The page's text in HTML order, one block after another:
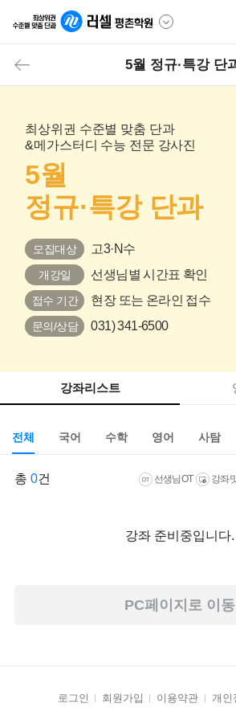
5월 정규·특강 단
최상위권 수준별 맞춤 단과
&메가스터디 수능 전문 강사진
5월
정규·특강 단과
모집대상 고3·N수
개강일 선생님별 시간표 확인
접수 기간 현장 또는 온라인 접수
문의/상담 031) 341-6500
강좌리스트
전체 국어 수학 영어 사탐
총 0건 선생님 OT 강좌
강좌 준비중입니다.
PC페이지로 이동
로그인 회원가입 이용약관 개인